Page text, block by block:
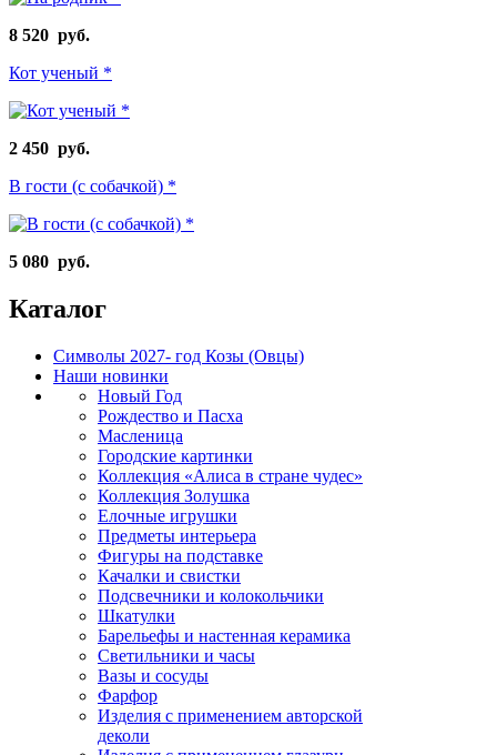
8 520 руб.
Кот ученый *
2 450 руб.
В гости (с собачкой) *
5 080 руб.
Каталог
Символы 2027- год Козы (Овцы)
Наши новинки
Новый Год
Рождество и Пасха
Масленица
Городские картинки
Коллекция «Алиса в стране чудес»
Коллекция Золушка
Елочные игрушки
Предметы интерьера
Фигуры на подставке
Качалки и свистки
Подсвечники и колокольчики
Шкатулки
Барельефы и настенная керамика
Светильники и часы
Вазы и сосуды
Фарфор
Изделия с применением авторской
деколи